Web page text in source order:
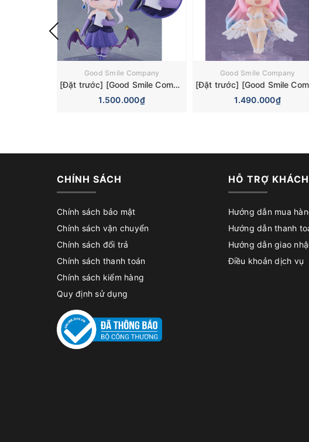
Good Smile Company
[Đặt trước] [Good Smile Company] Mô hình nhân vật Blue Archive Nendoroid 3110 Hina Sorasaki Dress Basic Figure (+Bonus)
1.500.000₫
Good Smile Company
[Đặt
1.490.000₫
CHÍNH SÁCH
Chính sách bảo mật
Chính sách vận chuyển
Chính sách đổi trả
Chính sách thanh toán
Chính sách kiểm hàng
Quy định sử dụng
HỖ TRỢ
Hướng dẫn mua
Hướng dẫn thanh
Hướng dẫn giao
Điều khoản dịch vụ